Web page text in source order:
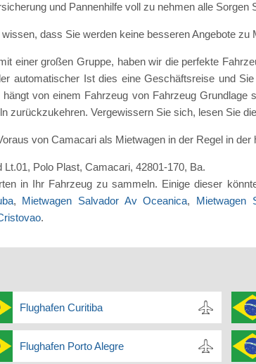
und Pannenhilfe voll zu nehmen alle Sorgen
dass Sie werden keine besseren Angebote zu
einer großen Gruppe, haben wir die perfekte
automatischer Ist dies eine Geschäftsreise und
von einem Fahrzeug von Fahrzeug Grundlage
zurückzukehren. Vergewissern Sie sich, lesen Sie
von Camacari als Mietwagen in der Regel in der
Polo Plast, Camacari, 42801-170, Ba.
in Ihr Fahrzeug zu sammeln. Einige dieser
, Mietwagen Salvador Av Oceanica, Mietwagen
.
Flughafen Curitiba
Flughafen Porto Alegre